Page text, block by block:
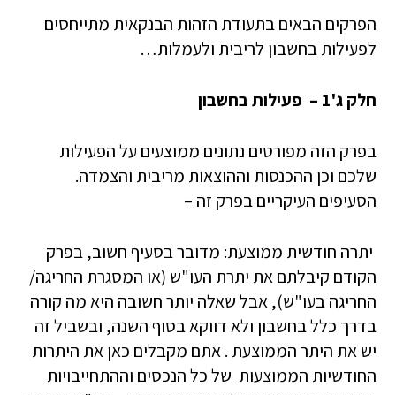
הפרקים הבאים בתעודת הזהות הבנקאית מתייחסים
לפעילות בחשבון לריבית ולעמלות…
חלק ג'1 – פעילות בחשבון
בפרק הזה מפורטים נתונים ממוצעים על הפעילות
שלכם וכן ההכנסות וההוצאות מריבית והצמדה.
הסעיפים העיקריים בפרק זה –
יתרה חודשית ממוצעת: מדובר בסעיף חשוב, בפרק
הקודם קיבלתם את יתרת העו"ש (או המסגרת החריגה/
החריגה בעו"ש), אבל שאלה יותר חשובה היא מה קורה
בדרך כלל בחשבון ולא דווקא בסוף השנה, ובשביל זה
יש את היתר הממוצעת . אתם מקבלים כאן את היתרות
החודשיות הממוצעות של כל הנכסים וההתחייבויות